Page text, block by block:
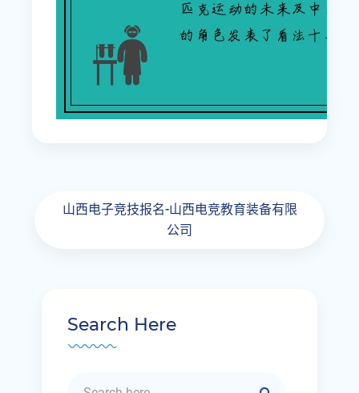
山西电子竞技报名-山西电竞教育装备有限
公司
Search Here